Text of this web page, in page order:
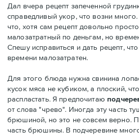
Дал вчера рецепт запеченной
справедливый укор, что возни
что, хотя сам рецепт довольно
малозатратный по деньгам, но
Спешу исправиться и дать рецепт,
времени малозатратен.
Для этого блюда нужна свинина
кусок мяса не кубиком, а плоский,
распластать. Я предпочитаю
от слова "чрево". Иногда эту часть
брюшиной, но это не совсем верно.
часть брюшины. В подчеревине